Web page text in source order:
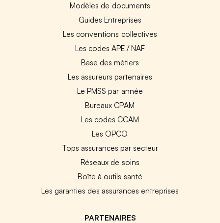
Modèles de documents
Guides Entreprises
Les conventions collectives
Les codes APE / NAF
Base des métiers
Les assureurs partenaires
Le PMSS par année
Bureaux CPAM
Les codes CCAM
Les OPCO
Tops assurances par secteur
Réseaux de soins
Boîte à outils santé
Les garanties des assurances entreprises
PARTENAIRES